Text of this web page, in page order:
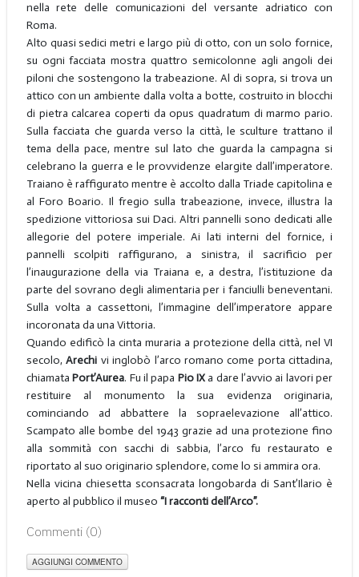
nella rete delle comunicazioni del versante adriatico con
Roma.
Alto quasi sedici metri e largo più di otto, con un solo fornice,
su ogni facciata mostra quattro semicolonne agli angoli dei
piloni che sostengono la trabeazione. Al di sopra, si trova un
attico con un ambiente dalla volta a botte, costruito in blocchi
di pietra calcarea coperti da opus quadratum di marmo pario.
Sulla facciata che guarda verso la città, le sculture trattano il
tema della pace, mentre sul lato che guarda la campagna si
celebrano la guerra e le provvidenze elargite dall’imperatore.
Traiano è raffigurato mentre è accolto dalla Triade capitolina e
al Foro Boario. Il fregio sulla trabeazione, invece, illustra la
spedizione vittoriosa sui Daci. Altri pannelli sono dedicati alle
allegorie del potere imperiale. Ai lati interni del fornice, i
pannelli scolpiti raffigurano, a sinistra, il sacrificio per
l’inaugurazione della via Traiana e, a destra, l’istituzione da
parte del sovrano degli alimentaria per i fanciulli beneventani.
Sulla volta a cassettoni, l’immagine dell’imperatore appare
incoronata da una Vittoria.
Quando edificò la cinta muraria a protezione della città, nel VI
secolo, Arechi vi inglobò l’arco romano come porta cittadina,
chiamataPort’Aurea. Fu il papa Pio IXa dare l’avvio ai lavori per
restituire al monumento la sua evidenza originaria,
cominciando ad abbattere la sopraelevazione all’attico.
Scampato alle bombe del 1943 grazie ad una protezione fino
alla sommità con sacchi di sabbia, l’arco fu restaurato e
riportato al suo originario splendore, come lo si ammira ora.
Nella vicina chiesetta sconsacrata longobarda di Sant’Ilario è
aperto al pubblico il museo “I racconti dell’Arco”.
Commenti (0)
AGGIUNGI COMMENTO